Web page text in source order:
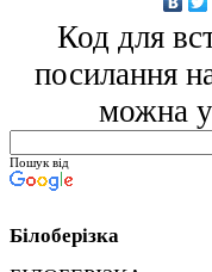
Код для
посилання
можна
Пошук від
Білоберізка